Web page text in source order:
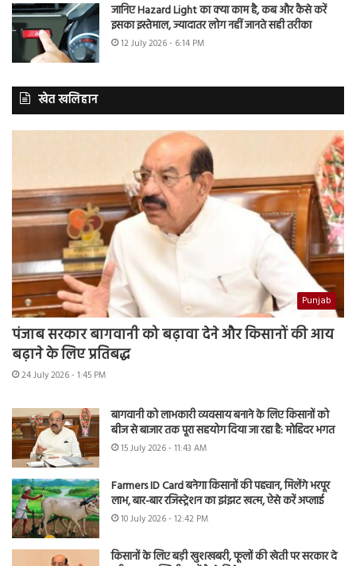
जानिए Hazard Light का क्या काम है, कब और कैसे करें
इसका इस्तेमाल, ज्यादातर लोग नहीं जानते सही तरीका
12 July 2026 - 6:14 PM
खेत खलिहान
Punjab
पंजाब सरकार बागवानी को बढ़ावा देने और किसानों की आय
बढ़ाने के लिए प्रतिबद्ध
24 July 2026 - 1:45 PM
बागवानी को लाभकारी व्यवसाय बनाने के लिए किसानों को
बीज से बाजार तक पूरा सहयोग दिया जा रहा है: मोहिंदर भगत
15 July 2026 - 11:43 AM
Farmers ID Card बनेगा किसानों की पहचान, मिलेंगे भरपूर
लाभ, बार-बार रजिस्ट्रेशन का झंझट खत्म, ऐसे करें अप्लाई
10 July 2026 - 12:42 PM
किसानों के लिए बड़ी खुशखबरी, फूलों की खेती पर सरकार दे